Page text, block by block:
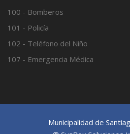
100 - Bomberos
101 - Policía
102 - Teléfono del Niño
107 - Emergencia Médica
Municipalidad de